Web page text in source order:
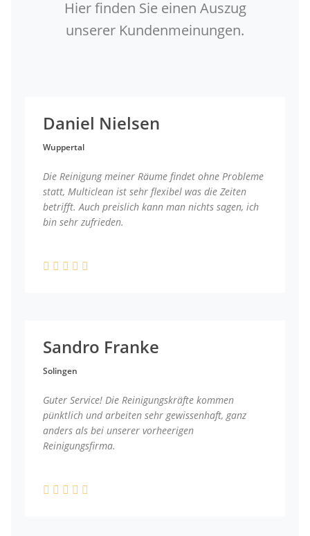
Hier finden Sie einen Auszug
unserer Kundenmeinungen.
Daniel Nielsen
Wuppertal
Die Reinigung meiner Räume findet ohne Probleme
statt, Multiclean ist sehr flexibel was die Zeiten
betrifft. Auch preislich kann man nichts sagen, ich
bin sehr zufrieden.
Sandro Franke
Solingen
Guter Service! Die Reinigungskräfte kommen
pünktlich und arbeiten sehr gewissenhaft, ganz
anders als bei unserer vorheerigen
Reinigungsfirma.